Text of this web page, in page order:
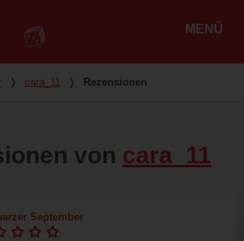
MENÜ
❭ cara_11 ❭ Rezensionen
von cara_11
September